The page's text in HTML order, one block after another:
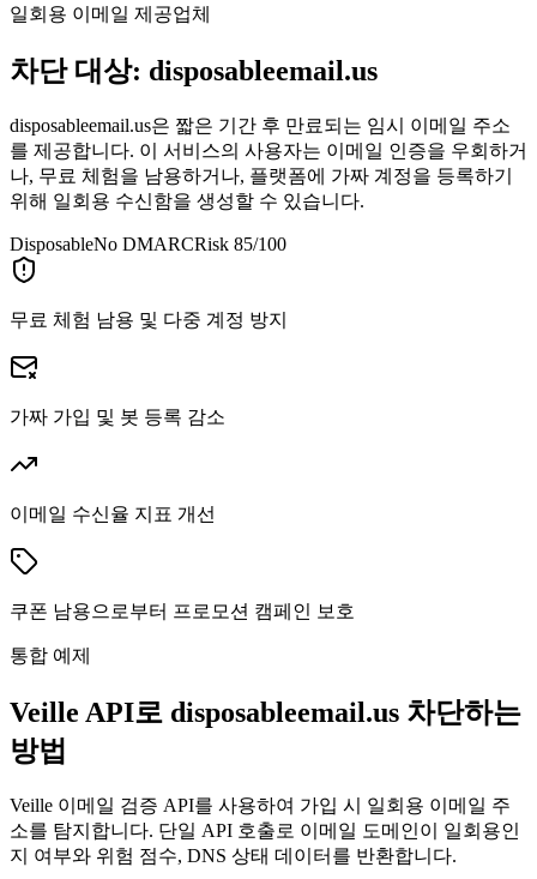
일회용 이메일 제공업체
차단 대상: disposableemail.us
disposableemail.us은 짧은 기간 후 만료되는 임시 이메일 주소
를 제공합니다. 이 서비스의 사용자는 이메일 인증을 우회하거
나, 무료 체험을 남용하거나, 플랫폼에 가짜 계정을 등록하기
위해 일회용 수신함을 생성할 수 있습니다.
DisposableNo DMARCRisk 85/100
무료 체험 남용 및 다중 계정 방지
가짜 가입 및 봇 등록 감소
이메일 수신율 지표 개선
쿠폰 남용으로부터 프로모션 캠페인 보호
통합 예제
Veille API로 disposableemail.us 차단하는
방법
Veille 이메일 검증 API를 사용하여 가입 시 일회용 이메일 주
소를 탐지합니다. 단일 API 호출로 이메일 도메인이 일회용인
지 여부와 위험 점수, DNS 상태 데이터를 반환합니다.